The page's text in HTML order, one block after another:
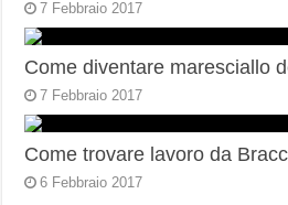
7 Febbraio 2017
Come diventare maresciallo
7 Febbraio 2017
Come trovare lavoro da
6 Febbraio 2017